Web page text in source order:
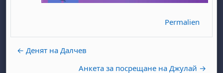
Permalien
← Денят на Далчев
Анкета за посрещане на Джулай →